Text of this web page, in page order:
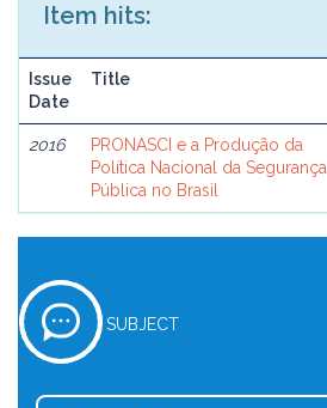
Item hits:
Issue
Date
Title
2016
PRONASCI e a Produção da
Política Nacional da Segurança
Pública no Brasil
SUBJECT